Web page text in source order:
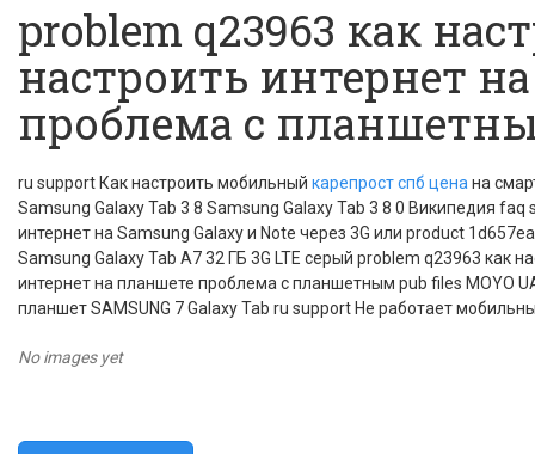
problem q23963 как
настроить интернет
проблема с
ru support Как настроить мобильный карепрост спб цена на
Samsung Galaxy Tab 3 8 Samsung Galaxy Tab 3 8 0 Википедия faq
интернет на Samsung Galaxy и Note через 3G или product
Samsung Galaxy Tab A7 32 ГБ 3G LTE серый problem q23963 как
интернет на планшете проблема с планшетным pub files MOYO
планшет SAMSUNG 7 Galaxy Tab ru support Не работает
No images yet